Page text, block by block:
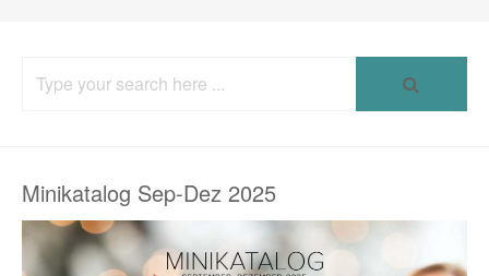
for:
Minikatalog Sep-Dez 2025